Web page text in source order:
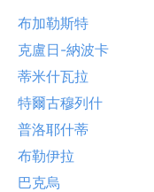
布加勒斯特
克盧日-納波卡
蒂米什瓦拉
特爾古穆列什
普洛耶什蒂
布勒伊拉
巴克烏